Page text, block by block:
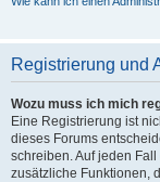
Registrierung und
Wozu muss ich mich
Eine Registrierung ist
dieses Forums
schreiben. Auf jeden
zusätzliche Funktionen,